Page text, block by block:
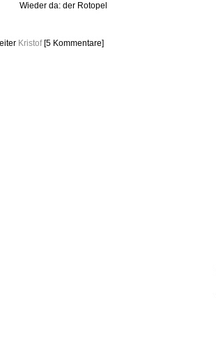
Wieder da: der Rotopel
Kristof [5 Kommentare]